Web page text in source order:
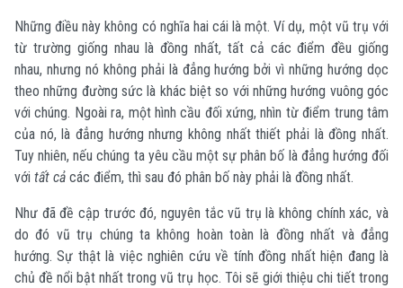
Những điều này không có nghĩa hai cái là một. Ví dụ, một vũ trụ với
từ trường giống nhau là đồng nhất, tất cả các điểm đều giống
nhau, nhưng nó không phải là đẳng hướng bởi vì những hướng dọc
theo những đường sức là khác biệt so với những hướng vuông góc
với chúng. Ngoài ra, một hình cầu đối xứng, nhìn từ điểm trung tâm
của nó, là đẳng hướng nhưng không nhất thiết phải là đồng nhất.
Tuy nhiên, nếu chúng ta yêu cầu một sự phân bố là đẳng hướng đối
với tất cả các điểm, thì sau đó phân bố này phải là đồng nhất.
Như đã đề cập trước đó, nguyên tắc vũ trụ là không chính xác, và
do đó vũ trụ chúng ta không hoàn toàn là đồng nhất và đẳng
hướng. Sự thật là việc nghiên cứu về tính đồng nhất hiện đang là
chủ đề nổi bật nhất trong vũ trụ học. Tôi sẽ giới thiệu chi tiết trong